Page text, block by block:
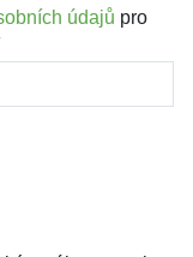
údajů pro